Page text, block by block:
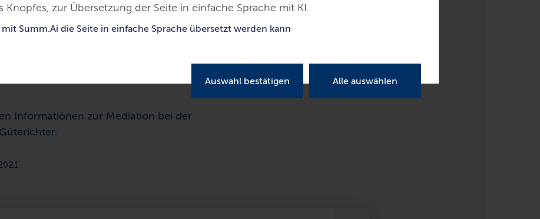
Knopfes, zur Übersetzung der Seite in einfache Sprache mit KI.
mit Summ.Ai die Seite in einfache Sprache übersetzt werden kann
Auswahl bestätigen Alle auswählen
Amtsgericht Bad Segeberg Aufgaben Mediation
Informationen zur Mediation bei der